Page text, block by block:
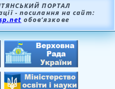
ПОРТАЛ
- посилання на сайт:
обов’язкове